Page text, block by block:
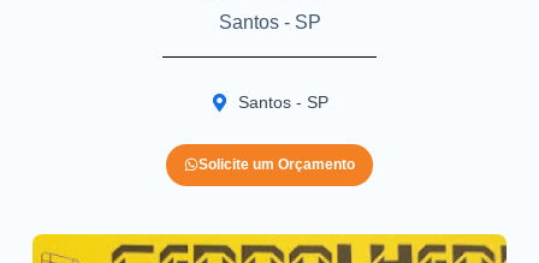
Santos - SP
Santos - SP
Solicite um Orçamento